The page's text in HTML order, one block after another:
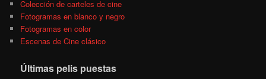
Colección de carteles de cine
Fotogramas en blanco y negro
Fotogramas en color
Escenas de Cine clásico
Últimas pelis puestas